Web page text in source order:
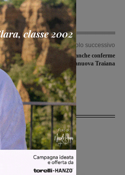
Articolo successivo
Non solo acquisti ma anche conferme
per il Terranuova Traiana